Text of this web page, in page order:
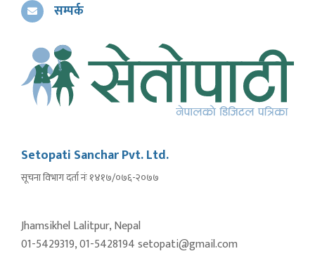
सम्पर्क
Setopati Sanchar Pvt. Ltd.
सूचना विभाग दर्ता नंः १४१७/०७६-२०७७
Jhamsikhel Lalitpur, Nepal
01-5429319, 01-5428194 setopati@gmail.com